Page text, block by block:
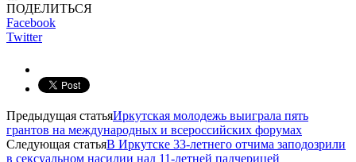
ПОДЕЛИТЬСЯ
Facebook
Twitter
Предыдущая статьяИркутская молодежь выиграла пять
грантов на международных и всероссийских форумах
Следующая статьяВ Иркутске 33-летнего отчима заподозрили
в сексуальном насилии над 11-летней падчерицей